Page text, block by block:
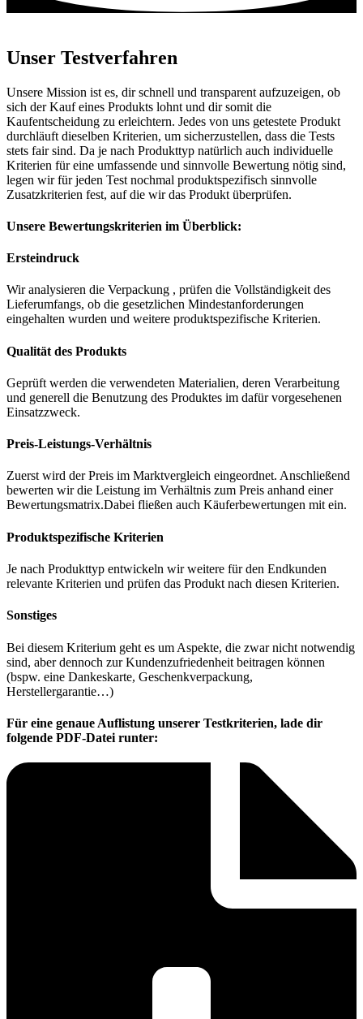
Unser Testverfahren
Unsere Mission ist es, dir schnell und transparent aufzuzeigen, ob
sich der Kauf eines Produkts lohnt und dir somit die
Kaufentscheidung zu erleichtern. Jedes von uns getestete Produkt
durchläuft dieselben Kriterien, um sicherzustellen, dass die Tests
stets fair sind. Da je nach Produkttyp natürlich auch individuelle
Kriterien für eine umfassende und sinnvolle Bewertung nötig sind,
legen wir für jeden Test nochmal produktspezifisch sinnvolle
Zusatzkriterien fest, auf die wir das Produkt überprüfen.
Unsere Bewertungskriterien im Überblick:
Ersteindruck
Wir analysieren die Verpackung , prüfen die Vollständigkeit des
Lieferumfangs, ob die gesetzlichen Mindestanforderungen
eingehalten wurden und weitere produktspezifische Kriterien.
Qualität des Produkts
Geprüft werden die verwendeten Materialien, deren Verarbeitung
und generell die Benutzung des Produktes im dafür vorgesehenen
Einsatzzweck.
Preis-Leistungs-Verhältnis
Zuerst wird der Preis im Marktvergleich eingeordnet. Anschließend
bewerten wir die Leistung im Verhältnis zum Preis anhand einer
Bewertungsmatrix.Dabei fließen auch Käuferbewertungen mit ein.
Produktspezifische Kriterien
Je nach Produkttyp entwickeln wir weitere für den Endkunden
relevante Kriterien und prüfen das Produkt nach diesen Kriterien.
Sonstiges
Bei diesem Kriterium geht es um Aspekte, die zwar nicht notwendig
sind, aber dennoch zur Kundenzufriedenheit beitragen können
(bspw. eine Dankeskarte, Geschenkverpackung,
Herstellergarantie…)
Für eine genaue Auflistung unserer Testkriterien, lade dir
folgende PDF-Datei runter: